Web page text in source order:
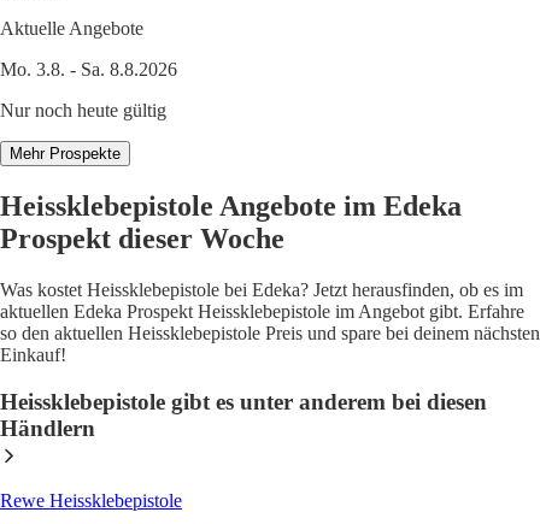
Aktuelle Angebote
Mo. 3.8. - Sa. 8.8.2026
Nur noch heute gültig
Mehr Prospekte
Heissklebepistole Angebote im Edeka
Prospekt dieser Woche
Was kostet Heissklebepistole bei Edeka? Jetzt herausfinden, ob es im
aktuellen Edeka Prospekt Heissklebepistole im Angebot gibt. Erfahre
so den aktuellen Heissklebepistole Preis und spare bei deinem nächsten
Einkauf!
Heissklebepistole gibt es unter anderem bei diesen
Händlern
Rewe Heissklebepistole